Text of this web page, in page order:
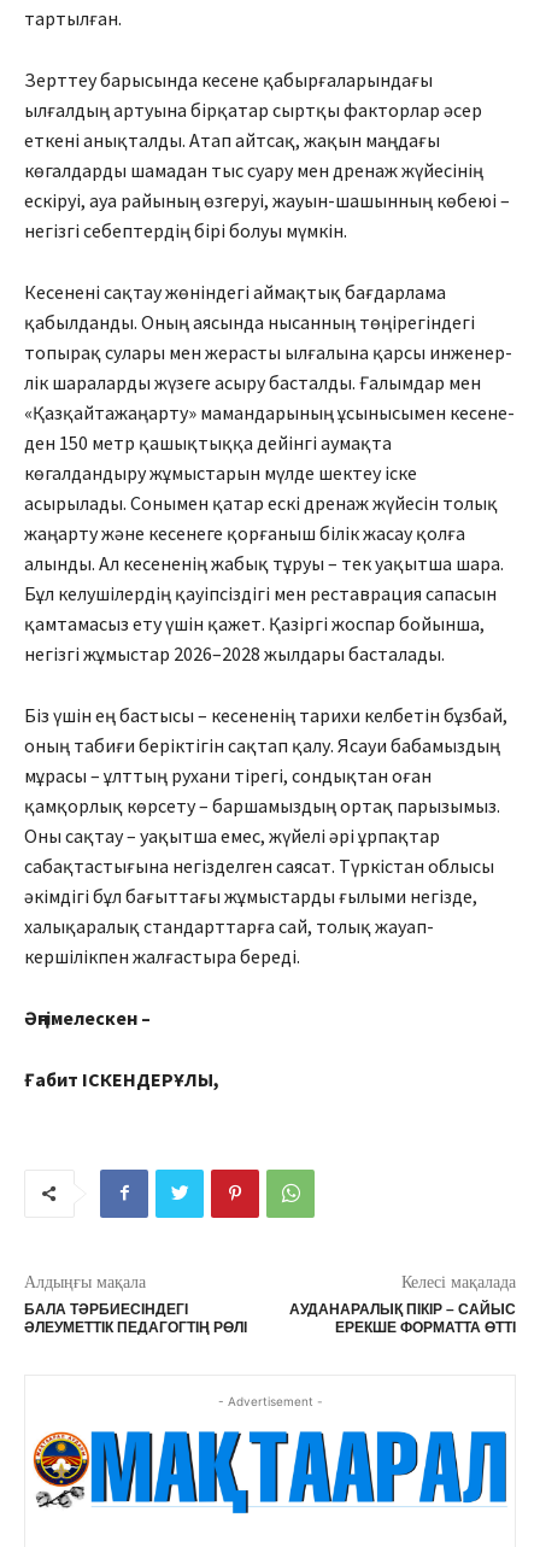
тартылған.
Зерттеу барысында кесене қабырғаларындағы
ылғалдың артуына бірқатар сыртқы факторлар әсер
еткені анықталды. Атап айтсақ, жақын маңдағы
көгалдарды шамадан тыс суару мен дренаж жүйесінің
ескіруі, ауа райының өзгеруі, жауын-шашынның көбеюі –
негізгі себептердің бірі болуы мүмкін.
Кесенені сақтау жөніндегі аймақтық бағдарлама
қабылданды. Оның аясында нысанның төңіре­гін­дегі
топырақ сулары мен жер­асты ылғалына қарсы инже­нер­
лік шараларды жүзеге асыру басталды. Ғалым­дар мен
«Қазқайтажаңарту» ма­ман­дарының ұсынысымен кесе­не­
ден 150 метр қашықтыққа дейін­гі аумақта
көгалдандыру жұмыс­тарын мүлде шектеу іске
асырылады. Сонымен қатар ескі дренаж жүйесін толық
жаңарту және кесенеге қорғаныш білік жасау қолға
алынды. Ал кесененің жабық тұруы – тек уақытша шара.
Бұл келушілердің қауіпсіздігі мен рес­таврация сапасын
қамтамасыз ету үшін қажет. Қазіргі жоспар бойын­ша,
негізгі жұмыстар 2026–2028 жылдары басталады.
Біз үшін ең бастысы – кесененің тарихи келбетін бұзбай,
оның таби­ғи беріктігін сақтап қалу. Ясауи бабамыздың
мұрасы – ұлт­тың рухани тірегі, сондықтан оған
қамқорлық көрсету – барша­мыз­дың ортақ парызымыз.
Оны сақ­тау – уақытша емес, жүйелі әрі ұр­­пақтар
сабақтастығына негіз­делген саясат. Түркістан облы­сы
әкім­дігі бұл бағыттағы жұмыс­­тар­ды ғылыми негізде,
халық­ара­лық стандарттарға сай, толық жауап­
кершілікпен жалғастыра береді.
Әңгімелескен –
Ғабит ІСКЕНДЕРҰЛЫ,
Алдыңғы мақала
БАЛА ТӘРБИЕСІНДЕГІ
ӘЛЕУМЕТТІК ПЕДАГОГТІҢ РӨЛІ
Келесі мақалада
АУДАНАРАЛЫҚ ПІКІР – САЙЫС
ЕРЕКШЕ ФОРМАТТА ӨТТІ
- Advertisement -